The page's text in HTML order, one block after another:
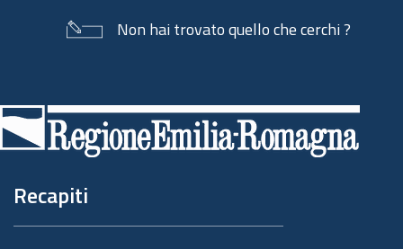
Non hai trovato quello che cerchi ?
di
pagina
Recapiti